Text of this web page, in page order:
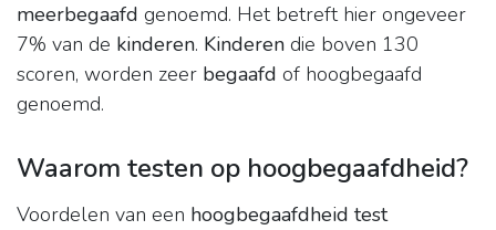
meerbegaafd genoemd. Het betreft hier ongeveer
7% van de kinderen. Kinderen die boven 130
scoren, worden zeer begaafd of hoogbegaafd
genoemd.
Waarom testen op hoogbegaafdheid?
Voordelen van een hoogbegaafdheid test